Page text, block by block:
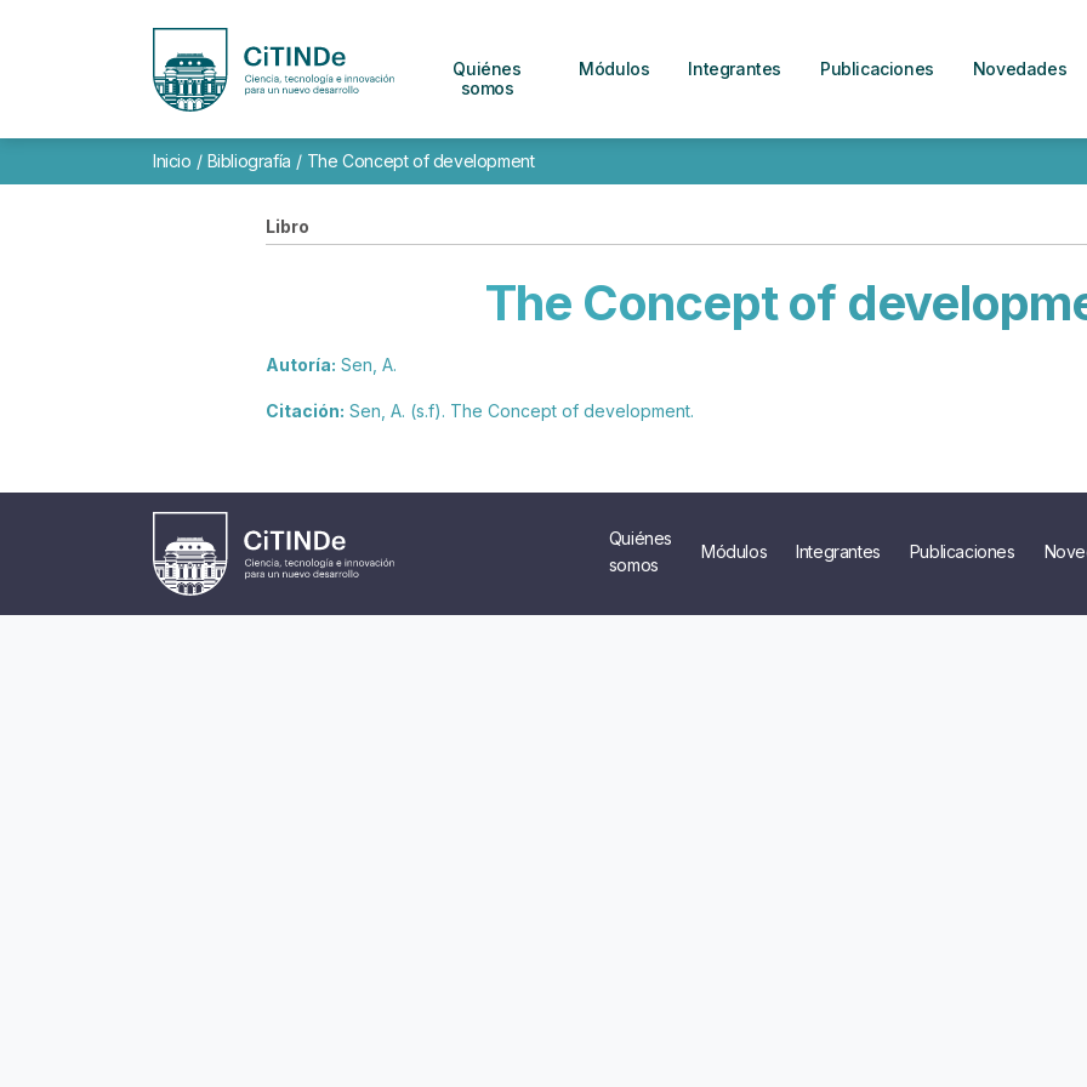
Quiénes
somos
Módulos Integrantes Publicaciones Novedades
Inicio / Bibliografía / The Concept of development
Libro
The Concept of
Autoría: Sen, A.
Citación: Sen, A. (s.f). The Concept of development.
Quiénes
somos
Módulos Integrantes Publicaciones